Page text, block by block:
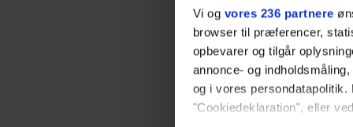
Vi og vores 236 partnere
browser til præferencer,
opbevarer og tilgår
annonce- og
og i vores
"Cookiedeklaration", eller
Og her